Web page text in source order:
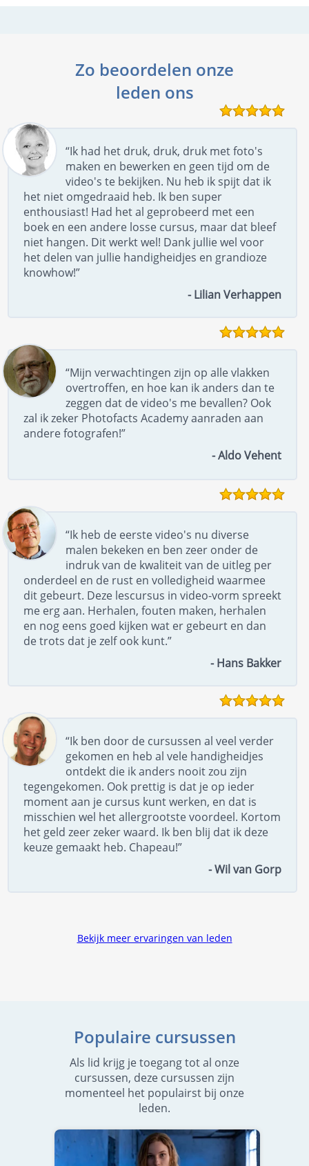
Zo beoordelen onze
leden ons
“Ik had het druk, druk, druk met foto's
maken en bewerken en geen tijd om de
video's te bekijken. Nu heb ik spijt dat ik
het niet omgedraaid heb. Ik ben super
enthousiast! Had het al geprobeerd met een
boek en een andere losse cursus, maar dat bleef
niet hangen. Dit werkt wel! Dank jullie wel voor
het delen van jullie handigheidjes en grandioze
knowhow!”
- Lilian Verhappen
“Mijn verwachtingen zijn op alle vlakken
overtroffen, en hoe kan ik anders dan te
zeggen dat de video's me bevallen? Ook
zal ik zeker Photofacts Academy aanraden aan
andere fotografen!”
- Aldo Vehent
“Ik heb de eerste video's nu diverse
malen bekeken en ben zeer onder de
indruk van de kwaliteit van de uitleg per
onderdeel en de rust en volledigheid waarmee
dit gebeurt. Deze lescursus in video-vorm spreekt
me erg aan. Herhalen, fouten maken, herhalen
en nog eens goed kijken wat er gebeurt en dan
de trots dat je zelf ook kunt.”
- Hans Bakker
“Ik ben door de cursussen al veel verder
gekomen en heb al vele handigheidjes
ontdekt die ik anders nooit zou zijn
tegengekomen. Ook prettig is dat je op ieder
moment aan je cursus kunt werken, en dat is
misschien wel het allergrootste voordeel. Kortom
het geld zeer zeker waard. Ik ben blij dat ik deze
keuze gemaakt heb. Chapeau!”
- Wil van Gorp
Bekijk meer ervaringen van leden
Populaire cursussen
Als lid krijg je toegang tot al onze
cursussen, deze cursussen zijn
momenteel het populairst bij onze
leden.